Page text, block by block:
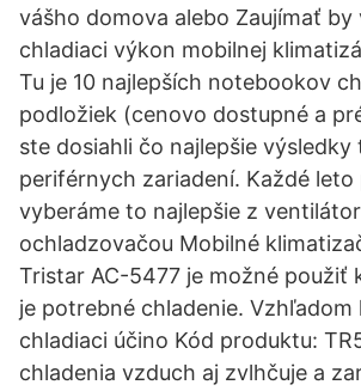
vášho domova alebo Zaujímať by
chladiaci výkon mobilnej
Tu je 10 najlepších notebookov
podložiek (cenovo dostupné a
ste dosiahli čo najlepšie
periférnych zariadení. Každé leto
vyberáme to najlepšie z
ochladzovačou Mobilné
Tristar AC-5477 je možné použiť
je potrebné chladenie. Vzhľadom
chladiaci účino Kód produktu:
chladenia vzduch aj zvlhčuje a